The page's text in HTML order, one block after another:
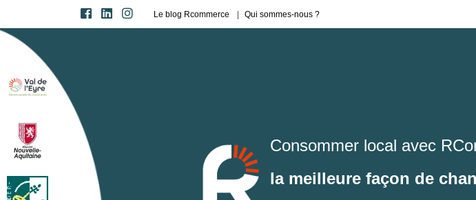
Le blog Rcommerce Qui sommes-nous ?
Consommer local avec
la meilleure façon de